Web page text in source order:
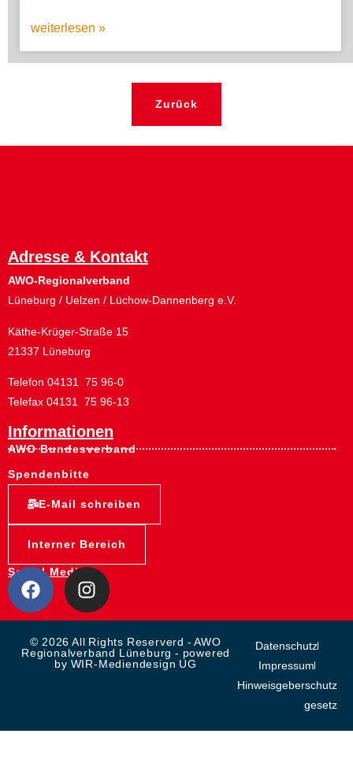
weiterlesen »
Zurück
Adresse & Kontakt
AWO-Regionalverband
Lüneburg / Uelzen / Lüchow-Dannenberg e.V.
Käthe-Krüger-Straße 15
21337 Lüneburg
Telefon 04131 75 96-0
Telefax 04131 75 96-13
Informationen
AWO Bundesverband
Spendenbitte
E-Mail schreiben
Interner Bereich
Social Media:
© 2026 All Rights Reserverd - AWO
Regionalverband Lüneburg - powered
by WIR-Mediendesign UG
Datenschutz
Impressum
Hinweisgeberschutz
gesetz